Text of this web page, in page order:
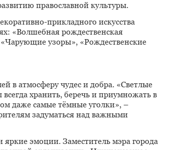
православной культуры.
прикладного искусства
«Волшебная рождественская
узоры», «Рождественские
в атмосферу чудес и добра. «Светлые
хранить, беречь и приумножать в
даже самые тёмные уголки», –
задуматься над важными
эмоции. Заместитель мэра города